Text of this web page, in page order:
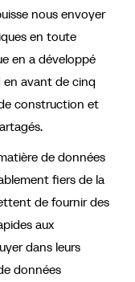
nous envoyer
en toute
en a développé
en avant de cinq
construction et
de données
fiers de la
de fournir des
aux
dans leurs
données